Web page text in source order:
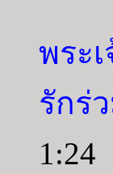
พระ
รักร่